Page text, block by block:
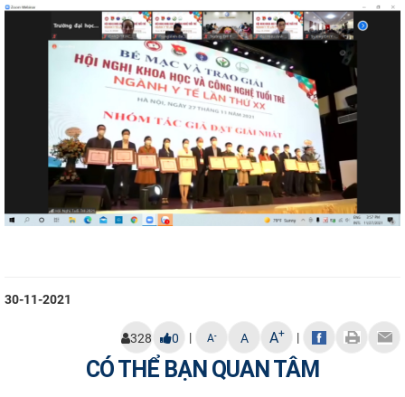
30-11-2021
328 0 | A- A A+ |
CÓ THỂ BẠN QUAN TÂM